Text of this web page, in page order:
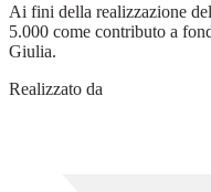
Ai fini della realizzazione
5.000 come contributo a
Giulia.
Realizzato da